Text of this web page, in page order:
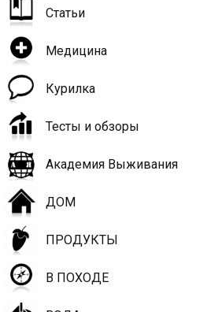
Статьи
Медицина
Курилка
Тесты и обзоры
Академия Выживания
ДОМ
ПРОДУКТЫ
В ПОХОДЕ